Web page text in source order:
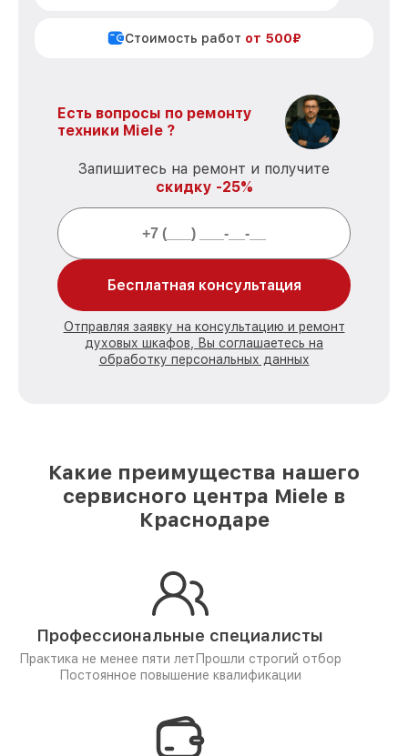
Стоимость работ от 500₽
Есть вопросы по ремонту
техники Miele ?
Запишитесь на ремонт и получите
скидку -25%
Бесплатная консультация
Отправляя заявку на консультацию и ремонт
духовых шкафов, Вы соглашаетесь на
обработку персональных данных
Какие преимущества нашего
сервисного центра Miele в
Краснодаре
Профессиональные специалисты
Практика не менее пяти лет Прошли строгий отбор
Постоянное повышение квалификации